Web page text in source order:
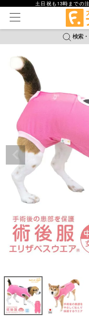
土日祝も13時までの
検索
ジャージ
接触冷感
在